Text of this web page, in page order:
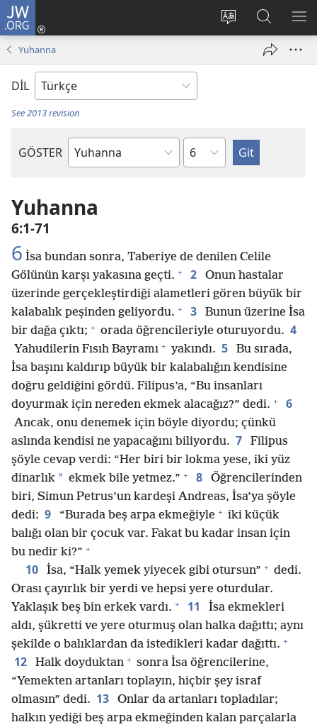
JW.ORG
Site
değiştir
Oturum
Aç
Sitede
Ara
Yuhanna
DİL
See 2013 revision
GÖSTER
Kutsal
Bölüm
Yuhanna
6:1-71
6 İsa bundan sonra, Taberiye de denilen Celile
Gölünün karşı yakasına geçti. + 2
Onun hastalar
üzerinde gerçekleştirdiği alametleri gören büyük bir
kalabalık peşinden geliyordu. + 3
Bunun üzerine İsa
bir dağa çıktı; + orada öğrencileriyle oturuyordu. 4
Yahudilerin Fısıh Bayramı + yakındı. 5
Bu sırada,
İsa başını kaldırıp büyük bir kalabalığın kendisine
doğru geldiğini gördü. Filipus’a, “Bu insanları
doyurmak için nereden ekmek alacağız?” dedi. + 6
Ancak, onu denemek için böyle diyordu; çünkü
aslında kendisi ne yapacağını biliyordu. 7
Filipus
şöyle cevap verdi: “Her biri bir lokma yese, iki yüz
dinarlık * ekmek bile yetmez.” + 8
Öğrencilerinden
biri, Simun Petrus’un kardeşi Andreas, İsa’ya şöyle
dedi: 9 “Burada beş arpa ekmeğiyle + iki küçük
balığı olan bir çocuk var. Fakat bu kadar insan için
bu nedir ki?” +
10 İsa, “Halk yemek yiyecek gibi otursun” + dedi.
Orası çayırlık bir yerdi ve hepsi yere oturdular.
Yaklaşık beş bin erkek vardı. + 11
İsa ekmekleri
aldı, şükretti ve yere oturmuş olan halka dağıttı; aynı
şekilde o balıklardan da istedikleri kadar dağıttı. +
12 Halk doyduktan + sonra İsa öğrencilerine,
“Yemekten artanları toplayın, hiçbir şey israf
olmasın” dedi. 13
Onlar da artanları topladılar;
halkın yediği beş arpa ekmeğinden kalan parçalarla